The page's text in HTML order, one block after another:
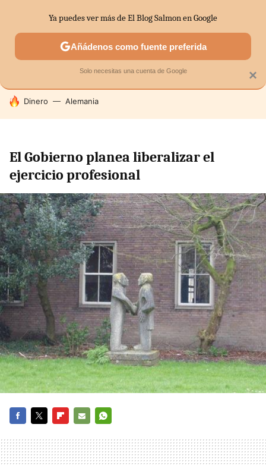
SECTORES ECONOMÍA DOMÉSTICA MERCADOS
HOY SE HABLA DE
Dinero Alemania
El Gobierno planea liberalizar el
ejercicio profesional
MAIL
×
Ya puedes ver más de El Blog Salmon en Google
Añádenos como fuente preferida
Solo necesitas una cuenta de Google